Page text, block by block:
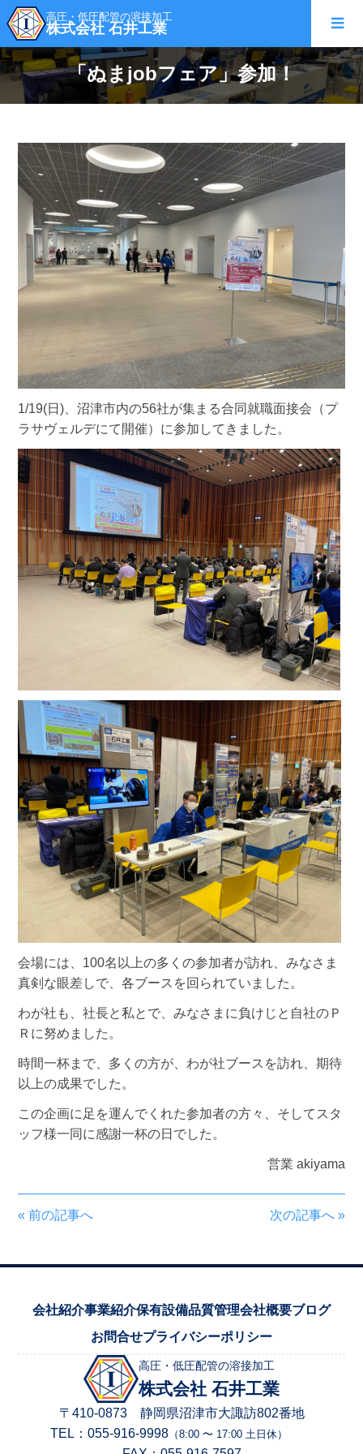
高圧・低圧配管の溶接加工
株式会社 石井工業
「ぬまjobフェア」参加！
1/19(日)、沼津市内の56社が集まる合同就職面接会（プ
ラサヴェルデにて開催）に参加してきました。
会場には、100名以上の多くの参加者が訪れ、みなさま
真剣な眼差しで、各ブースを回られていました。
わが社も、社長と私とで、みなさまに負けじと自社のＰ
Ｒに努めました。
時間一杯まで、多くの方が、わが社ブースを訪れ、期待
以上の成果でした。
この企画に足を運んでくれた参加者の方々、そしてスタ
ッフ様一同に感謝一杯の日でした。
営業 akiyama
«前の記事へ 次の記事へ»
会社紹介事業紹介保有設備品質管理会社概要ブログ
お問合せプライバシーポリシー
高圧・低圧配管の溶接加工
株式会社 石井工業
〒410-0873 静岡県沼津市大諏訪802番地
TEL： 055-916-9998（8:00 〜 17:00 土日休）